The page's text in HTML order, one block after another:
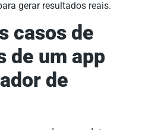
gerar resultados reais.
casos de
de um app
de